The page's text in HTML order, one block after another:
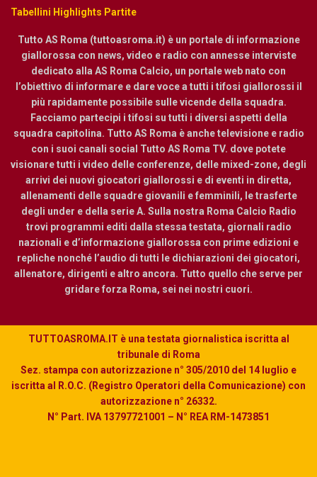
Tabellini Highlights Partite
Tutto AS Roma (tuttoasroma.it) è un portale di informazione
giallorossa con news, video e radio con annesse interviste
dedicato alla AS Roma Calcio, un portale web nato con
l’obiettivo di informare e dare voce a tutti i tifosi giallorossi il
più rapidamente possibile sulle vicende della squadra.
Facciamo partecipi i tifosi su tutti i diversi aspetti della
squadra capitolina. Tutto AS Roma è anche televisione e radio
con i suoi canali social Tutto AS Roma TV. dove potete
visionare tutti i video delle conferenze, delle mixed-zone, degli
arrivi dei nuovi giocatori giallorossi e di eventi in diretta,
allenamenti delle squadre giovanili e femminili, le trasferte
degli under e della serie A. Sulla nostra Roma Calcio Radio
trovi programmi editi dalla stessa testata, giornali radio
nazionali e d’informazione giallorossa con prime edizioni e
repliche nonché l’audio di tutti le dichiarazioni dei giocatori,
allenatore, dirigenti e altro ancora. Tutto quello che serve per
gridare forza Roma, sei nei nostri cuori.
TUTTOASROMA.IT è una testata giornalistica iscritta al
tribunale di Roma
Sez. stampa con autorizzazione n° 305/2010 del 14 luglio e
iscritta al R.O.C. (Registro Operatori della Comunicazione) con
autorizzazione n° 26332.
N° Part. IVA 13797721001 – N° REA RM-1473851